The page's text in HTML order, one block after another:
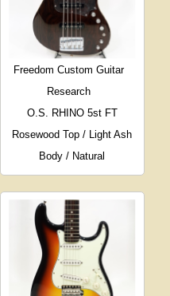
Freedom Custom Guitar
Research
O.S. RHINO 5st FT
Rosewood Top / Light Ash
Body / Natural